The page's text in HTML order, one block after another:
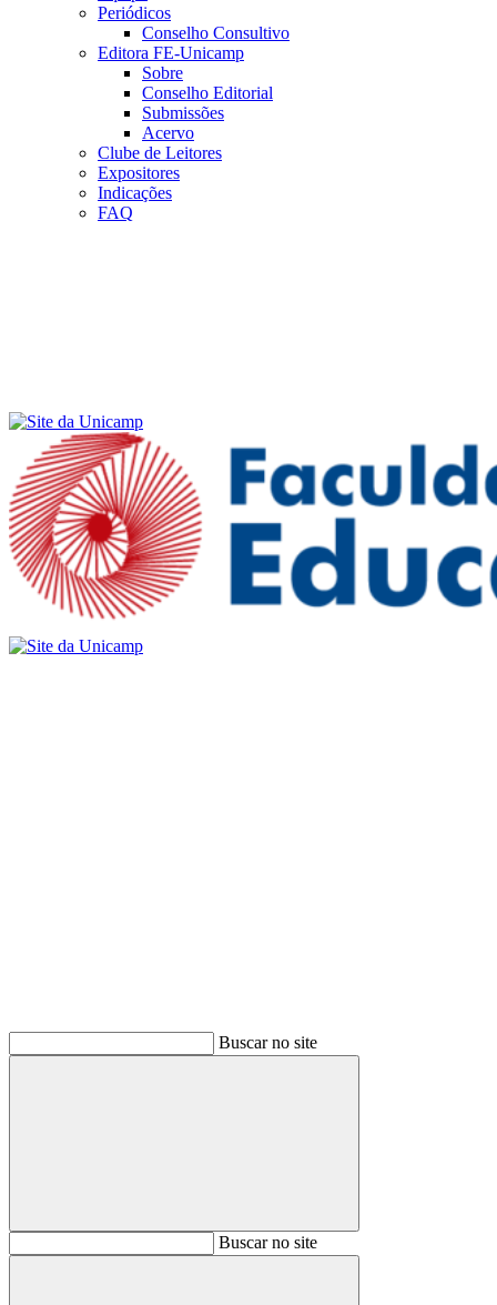
Periódicos
Conselho Consultivo
Editora FE-Unicamp
Sobre
Conselho Editorial
Submissões
Acervo
Clube de Leitores
Expositores
Indicações
FAQ
Buscar no site
BuscarBuscar no site